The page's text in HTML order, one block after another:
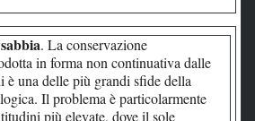
. La conservazione
in forma non continuativa dalle
è una delle più grandi sfide della
Il problema è particolarmente
più elevate, dove il sole